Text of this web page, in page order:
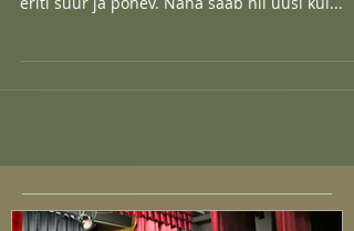
Ka sel suvel ei jää Kanepi kant suveteatrita!
eriti suur ja põnev. Näha saab nii uusi kui...